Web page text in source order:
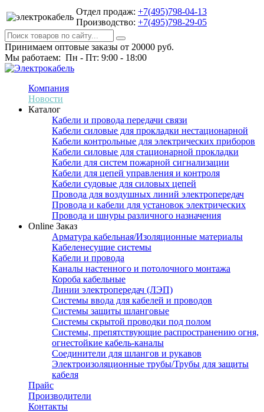
Отдел продаж: +7(495)798-04-13
Производство: +7(495)798-29-05
Принимаем оптовые заказы от 20000 руб.
Мы работаем: Пн - Пт: 9:00 - 18:00
Компания
Новости
Каталог
Кабели и провода передачи связи
Кабели силовые для прокладки нестационарной
Кабели контрольные для электрических приборов
Кабели силовые для стационарной прокладки
Кабели для систем пожарной сигнализации
Кабели для цепей управления и контроля
Кабели судовые для силовых цепей
Провода для воздушных линий электропередач
Провода и кабели для установок электрических
Провода и шнуры различного назначения
Online Заказ
Арматура кабельная/Изоляционные материалы
Кабеленесущие системы
Кабели и провода
Каналы настенного и потолочного монтажа
Короба кабельные
Линии электропередач (ЛЭП)
Системы ввода для кабелей и проводов
Системы защиты шланговые
Системы скрытой проводки под полом
Системы, препятствующие распространению огня,
огнестойкие кабель-каналы
Соединители для шлангов и рукавов
Электроизоляционные трубы/Трубы для защиты
кабеля
Прайс
Производители
Контакты